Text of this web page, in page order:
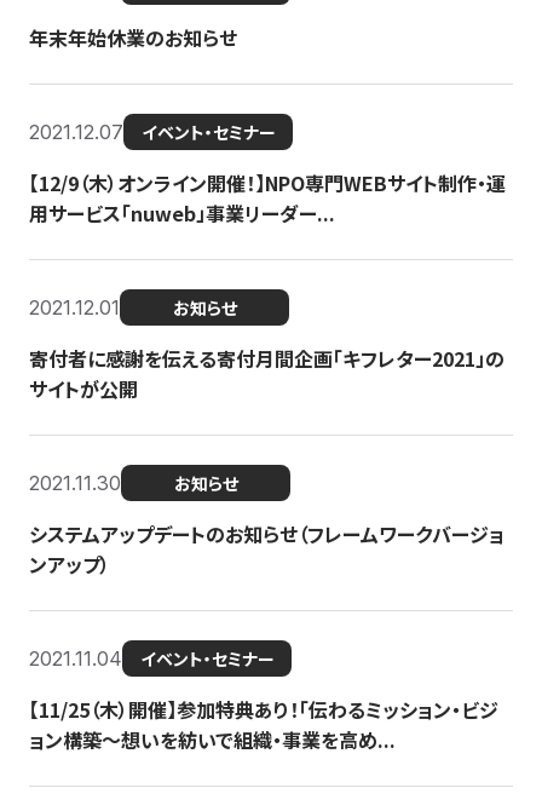
年末年始休業のお知らせ
2021.12.07 イベント・セミナー
【12/9（木）オンライン開催！】NPO専門WEBサイト制作・運
用サービス「nuweb」事業リーダー...
2021.12.01 お知らせ
寄付者に感謝を伝える寄付月間企画「キフレター2021」の
サイトが公開
2021.11.30 お知らせ
システムアップデートのお知らせ（フレームワークバージョ
ンアップ）
2021.11.04 イベント・セミナー
【11/25（木）開催】参加特典あり！「伝わるミッション・ビジ
ョン構築〜想いを紡いで組織・事業を高め...